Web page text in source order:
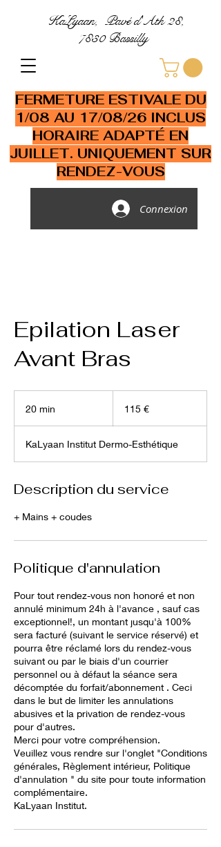
KaLyaan, Pavé d'Ath 28,
7830 Bassilly
Connexion
FERMETURE ESTIVALE DU
1/08 AU 17/08/26 INCLUS
HORAIRE ADAPTÉ EN
JUILLET. UNIQUEMENT SUR
RENDEZ-VOUS
Epilation Laser
Avant Bras
20 min
i
n
115 €
KaLyaan Institut Dermo-Esthétique
Description du service
+ Mains + coudes
Politique d'annulation
Pour tout rendez-vous non honoré et non
annulé minimum 24h à l'avance , sauf cas
exceptionnel!, un montant jusqu'à 100%
sera facturé (suivant le service réservé) et
pourra être réclamé lors du rendez-vous
suivant ou par le biais d'un courrier
personnel ou à défaut la séance sera
décomptée du forfait/abonnement . Ceci
dans le but de limiter les annulations
abusives et la privation de rendez-vous
pour d'autres.
Merci pour votre compréhension.
Veuillez vous rendre sur l'onglet "Conditions
générales, Règlement intérieur, Politique
d'annulation " du site pour toute information
complémentaire.
KaLyaan Institut.